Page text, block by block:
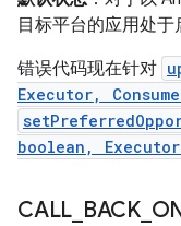
目标平台的应用处于
错误代码现在针对
Executor,
boolean,
CALL BACK_